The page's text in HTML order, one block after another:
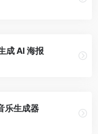
成 AI 海报
乐生成器